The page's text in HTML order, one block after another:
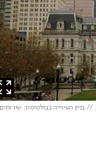
העירייה בבולטימור. שירותים